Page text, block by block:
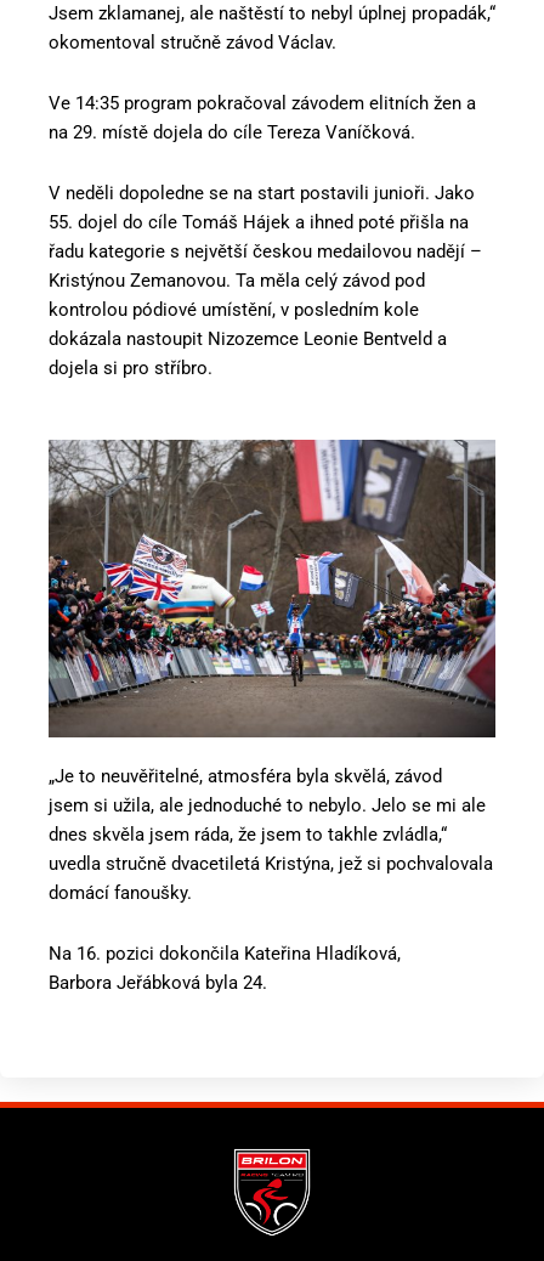
Jsem zklamanej, ale naštěstí to nebyl úplnej propadák,“
okomentoval stručně závod Václav.
Ve 14:35 program pokračoval závodem elitních žen a
na 29. místě dojela do cíle Tereza Vaníčková.
V neděli dopoledne se na start postavili junioři. Jako
55. dojel do cíle Tomáš Hájek a ihned poté přišla na
řadu kategorie s největší českou medailovou nadějí –
Kristýnou Zemanovou. Ta měla celý závod pod
kontrolou pódiové umístění, v posledním kole
dokázala nastoupit Nizozemce Leonie Bentveld a
dojela si pro stříbro.
„Je to neuvěřitelné, atmosféra byla skvělá, závod
jsem si užila, ale jednoduché to nebylo. Jelo se mi ale
dnes skvěla jsem ráda, že jsem to takhle zvládla,“
uvedla stručně dvacetiletá Kristýna, jež si pochvalovala
domácí fanoušky.
Na 16. pozici dokončila Kateřina Hladíková,
Barbora Jeřábková byla 24.